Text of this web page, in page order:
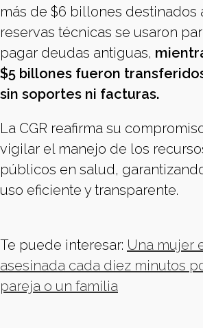
más de $6 billones destinados
reservas técnicas se usaron
pagar deudas antiguas,
$5 billones fueron
sin soportes ni facturas.
La CGR reafirma su
vigilar el manejo de los
públicos en salud,
uso eficiente y transparente.
Te puede interesar: Una mujer
asesinada cada diez minutos
pareja o un familia